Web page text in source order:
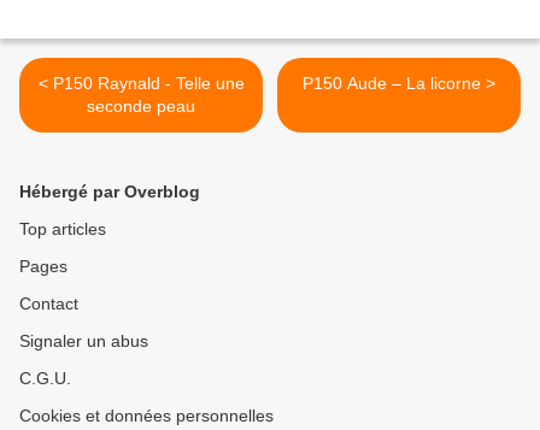
< P150 Raynald - Telle une
seconde peau
P150 Aude – La licorne >
Hébergé par Overblog
Top articles
Pages
Contact
Signaler un abus
C.G.U.
Cookies et données personnelles